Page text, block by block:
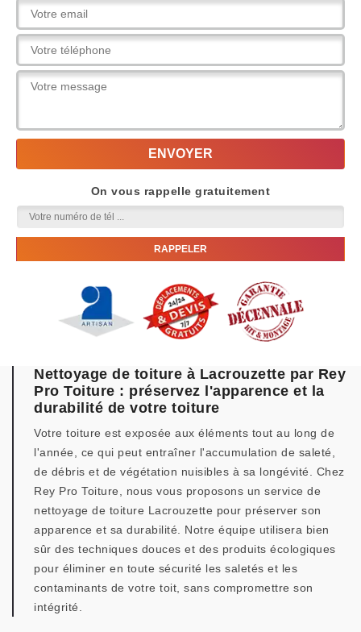
On vous rappelle gratuitement
Nettoyage de toiture à Lacrouzette par Rey
Pro Toiture : préservez l'apparence et la
durabilité de votre toiture
Votre toiture est exposée aux éléments tout au long de
l'année, ce qui peut entraîner l'accumulation de saleté,
de débris et de végétation nuisibles à sa longévité. Chez
Rey Pro Toiture, nous vous proposons un service de
nettoyage de toiture Lacrouzette pour préserver son
apparence et sa durabilité. Notre équipe utilisera bien
sûr des techniques douces et des produits écologiques
pour éliminer en toute sécurité les saletés et les
contaminants de votre toit, sans compromettre son
intégrité.